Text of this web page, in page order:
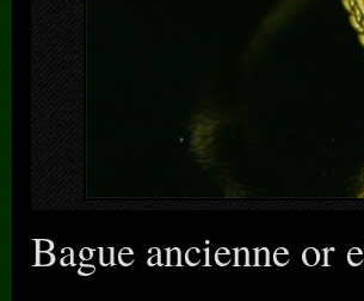
Bague ancienne